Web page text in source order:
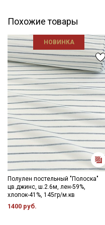
Похожие товары
НОВИНКА
Полулен постельный "Полоска"
цв.джинс, ш.2.6м, лен-59%,
хлопок-41%, 145гр/м.кв
1400 руб.
Секретная